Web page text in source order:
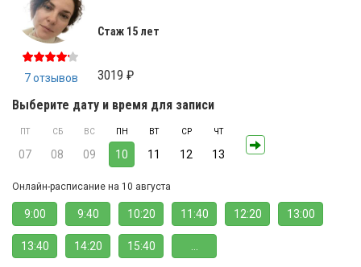
7 отзывов
Стаж 15 лет
3019 ₽
Выберите дату и время для записи
ПТ
07
СБ
08
ВС
09
ПН
10
ВТ
11
СР
12
ЧТ
13
Онлайн-расписание на 10 августа
9:00 9:40 10:20 11:40 12:20 13:00
13:40 14:20 15:40